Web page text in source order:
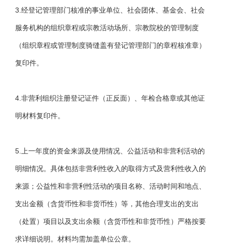
3.经登记管理部门核准的事业单位、社会团体、基金会、社会
服务机构的组织章程或宗教活动场所、宗教院校的管理制度
（组织章程或管理制度骑缝盖有登记管理部门的章程核准章）
复印件。
4.非营利组织注册登记证件（正反面）、年检合格章或其他证
明材料复印件。
5.上一年度的资金来源及使用情况、公益活动和非营利活动的
明细情况。具体包括非营利性收入的取得方式及营利性收入的
来源；公益性和非营利性活动的项目名称、活动时间和地点、
支出金额（含货币性和非货币性）等，其他合理支出的支出
（处置）项目以及支出余额（含货币性和非货币性）严格按要
求详细说明。材料均需加盖单位公章。